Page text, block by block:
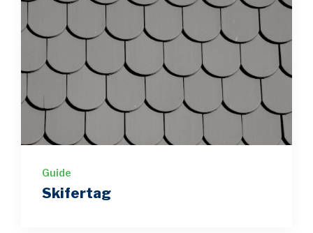
Guide
Skifertag